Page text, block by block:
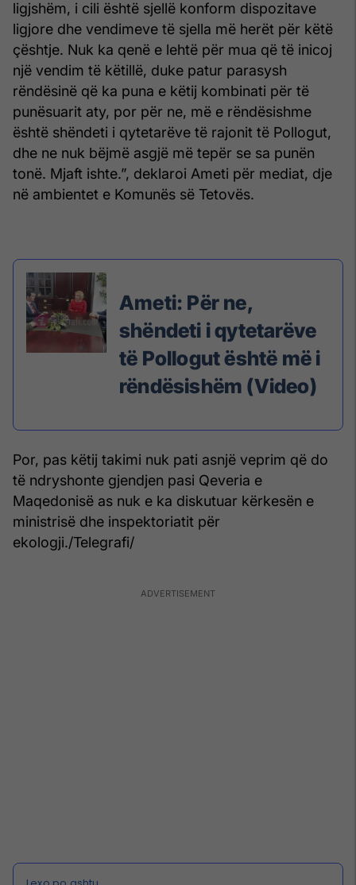
ligjshëm, i cili është sjellë konform dispozitave
ligjore dhe vendimeve të sjella më herët për këtë
çështje. Nuk ka qenë e lehtë për mua që të inicoj
një vendim të këtillë, duke patur parasysh
rëndësinë që ka puna e këtij kombinati për të
punësuarit aty, por për ne, më e rëndësishme
është shëndeti i qytetarëve të rajonit të Pollogut,
dhe ne nuk bëjmë asgjë më tepër se sa punën
tonë. Mjaft ishte.”, deklaroi Ameti për mediat, dje
në ambientet e Komunës së Tetovës.
Ameti: Për ne,
shëndeti i qytetarëve
të Pollogut është më i
rëndësishëm (Video)
Por, pas këtij takimi nuk pati asnjë veprim që do
të ndryshonte gjendjen pasi Qeveria e
Maqedonisë as nuk e ka diskutuar kërkesën e
ministrisë dhe inspektoriatit për
ekologji./Telegrafi/